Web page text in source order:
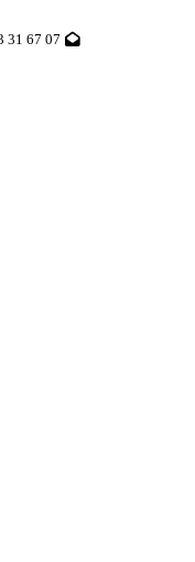
31 67 07